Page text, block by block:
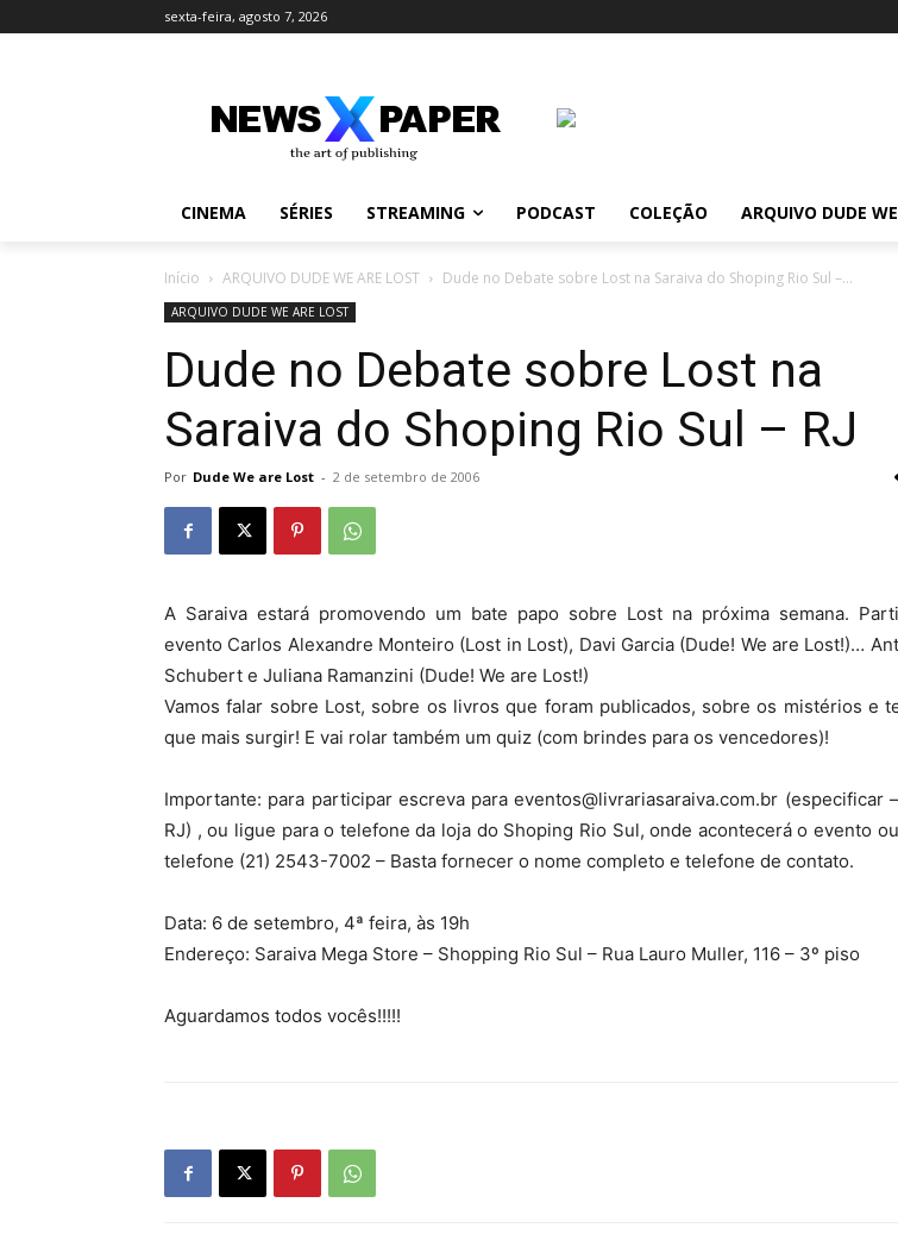
sexta-feira, agosto 7, 2026
CINEMA SÉRIES STREAMING PODCAST COLEÇÃO ARQUIVO DUDE
Início ARQUIVO DUDE WE ARE LOST Dude no Debate sobre Lost na Saraiva do Shoping Rio Sul –...
ARQUIVO DUDE WE ARE LOST
Dude no Debate sobre Lost na
Saraiva do Shoping Rio Sul – RJ
Por Dude We are Lost - 2 de setembro de 2006
A Saraiva estará promovendo um bate papo sobre Lost na próxima semana.
evento Carlos Alexandre Monteiro (Lost in Lost), Davi Garcia (Dude! We are Lost!)…
Schubert e Juliana Ramanzini (Dude! We are Lost!)
Vamos falar sobre Lost, sobre os livros que foram publicados, sobre os mistérios e
que mais surgir! E vai rolar também um quiz (com brindes para os vencedores)!
Importante: para participar escreva para eventos@livrariasaraiva.com.br (especificar
RJ) , ou ligue para o telefone da loja do Shoping Rio Sul, onde acontecerá o evento
telefone (21) 2543-7002 – Basta fornecer o nome completo e telefone de contato.
Data: 6 de setembro, 4ª feira, às 19h
Endereço: Saraiva Mega Store – Shopping Rio Sul – Rua Lauro Muller, 116 – 3º piso
Aguardamos todos vocês!!!!!